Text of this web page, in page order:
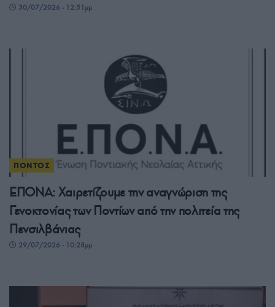
30/07/2026 - 12:51μμ
ΠΟΝΤΟΣ
ΕΠΟΝΑ: Χαιρετίζουμε την αναγνώριση της
Γενοκτονίας των Ποντίων από την πολιτεία της
Πενσιλβάνιας
29/07/2026 - 10:28μμ